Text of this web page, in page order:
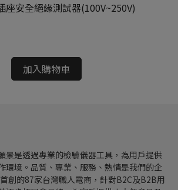
座安全絕緣測試器(100V~250V)
加入購物車
景是透過專業的檢驗儀器工具，為用戶提供
環境。品質、專業、服務、熱情是我們的企
創的87家台灣職人電商，針對B2C及B2B用